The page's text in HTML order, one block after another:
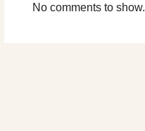
No comments to show.